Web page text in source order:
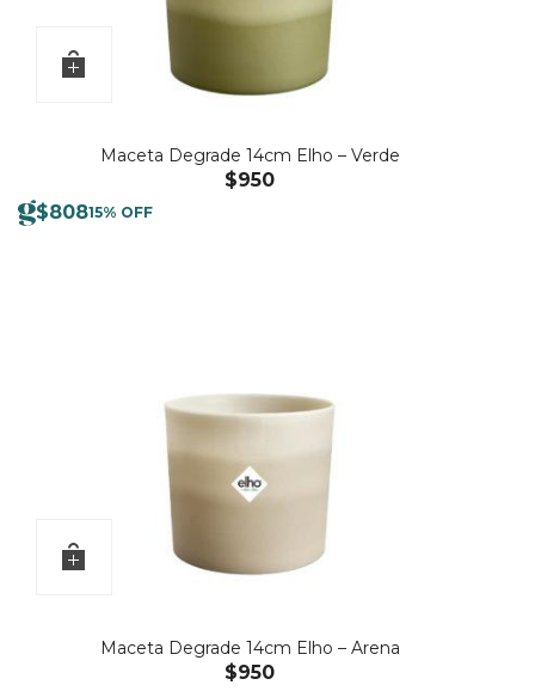
Maceta Degrade 14cm Elho – Verde
$950
$80815% OFF
Maceta Degrade 14cm Elho – Arena
$950